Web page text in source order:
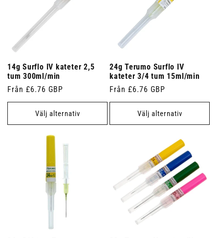
14g Surflo IV kateter 2,5
tum 300ml/min
Ordinarie
pris
Från £6.76 GBP
Välj alternativ
24g Terumo Surflo IV
kateter 3/4 tum 15ml/min
Ordinarie
pris
Från £6.76 GBP
Välj alternativ